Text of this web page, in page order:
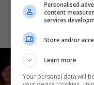
Superheroes
βλέπουμε αυτή
Personalised
content
services
Store and/or
Learn more
Your personal data will